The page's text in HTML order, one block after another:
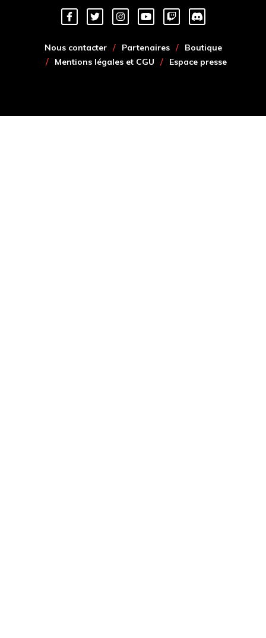
Nous contacter Partenaires
Boutique
Mentions légales et CGU
Espace presse